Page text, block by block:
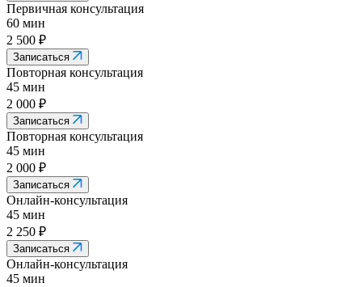
Первичная консультация
60 мин
2 500 ₽
Записаться
Повторная консультация
45 мин
2 000 ₽
Записаться
Повторная консультация
45 мин
2 000 ₽
Записаться
Онлайн-консультация
45 мин
2 250 ₽
Записаться
Онлайн-консультация
45 мин